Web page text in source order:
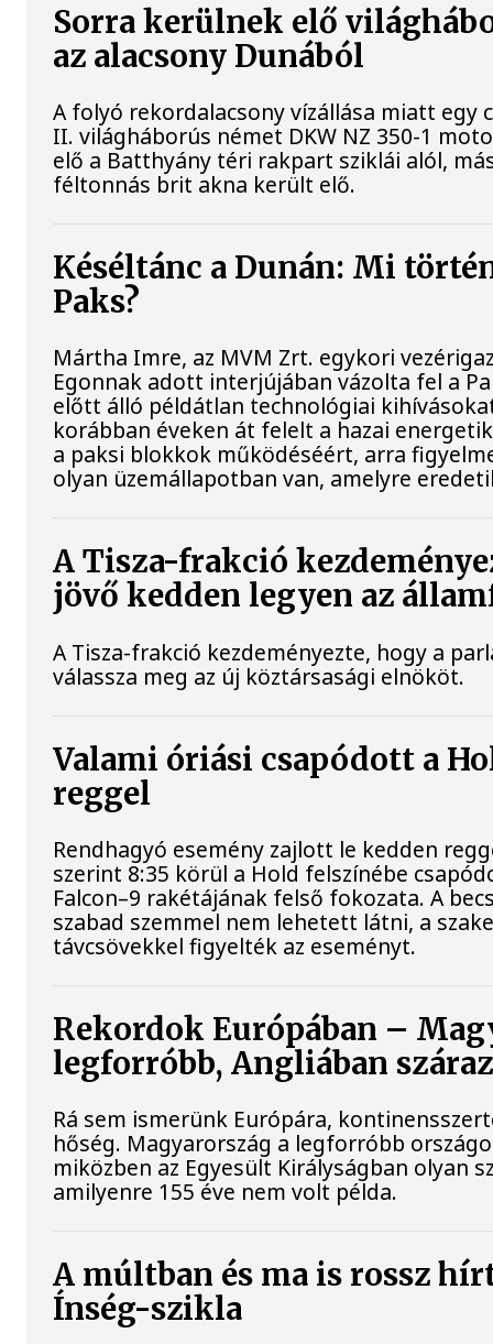
Sorra kerülnek elő
az alacsony Dunából
A folyó rekordalacsony vízállása miatt egy
II. világháborús német DKW NZ 350-1
elő a Batthyány téri rakpart sziklái alól,
féltonnás brit akna került elő.
Késéltánc a Dunán: Mi
Paks?
Mártha Imre, az MVM Zrt. egykori
Egonnak adott interjújában vázolta fel a
előtt álló példátlan technológiai
korábban éveken át felelt a hazai
a paksi blokkok működéséért, arra
olyan üzemállapotban van, amelyre
A Tisza-frakció
jövő kedden legyen az
A Tisza-frakció kezdeményezte, hogy a
válassza meg az új köztársasági elnököt.
Valami óriási csapódott a
reggel
Rendhagyó esemény zajlott le kedden
szerint 8:35 körül a Hold felszínébe
Falcon–9 rakétájának felső fokozata. A
szabad szemmel nem lehetett látni, a
távcsövekkel figyelték az eseményt.
Rekordok Európában –
legforróbb, Angliában
Rá sem ismerünk Európára,
hőség. Magyarország a legforróbb
miközben az Egyesült Királyságban olyan
amilyenre 155 éve nem volt példa.
A múltban és ma is rossz
Ínség-szikla